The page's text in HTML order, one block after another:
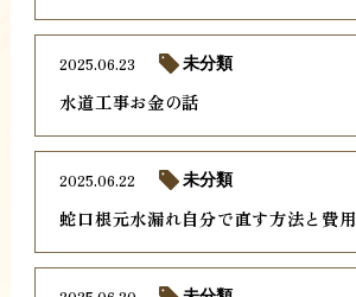
水道工事お金の話
2025.06.23 未分類
蛇口根元水漏れ自分で直す方法と費用
2025.06.22 未分類